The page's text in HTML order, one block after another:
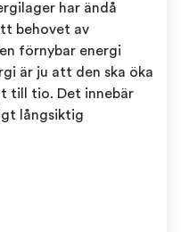
har ändå
behovet av
förnybar energi
är ju att den ska öka
till tio. Det innebär
långsiktig